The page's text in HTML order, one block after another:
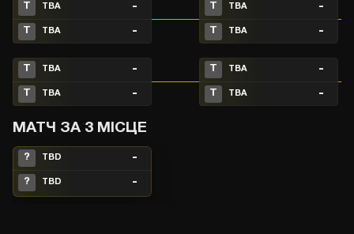
T TBA -
T TBA -
T TBA -
T TBA -
T TBA -
T TBA -
T TBA -
T TBA -
МАТЧ ЗА 3 МІСЦЕ
? TBD -
? TBD -